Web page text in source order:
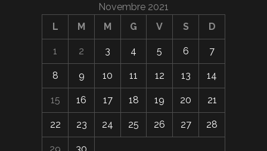
Novembre 2021
L
M M G V S D
1 2 3 4 5 6 7
8 9 10 11 12 13 14
15 16 17 18 19 20 21
22 23 24 25 26 27 28
29 30